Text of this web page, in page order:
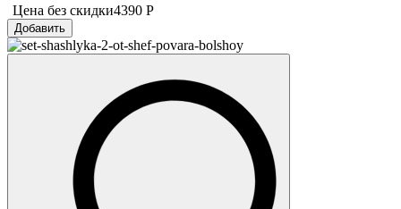
Цена без скидки4390 Р
Добавить